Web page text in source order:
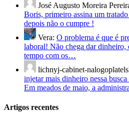
José Augusto Moreira
Boris, primeiro assina um
depois não o cumpre !
Vera: O problema é que é
laboral! Não chega dar dinheiro,
tempo com os…
lichnyj-cabinet-
injetar mais dinheiro nessa
Em meados de maio, a
Artigos recentes